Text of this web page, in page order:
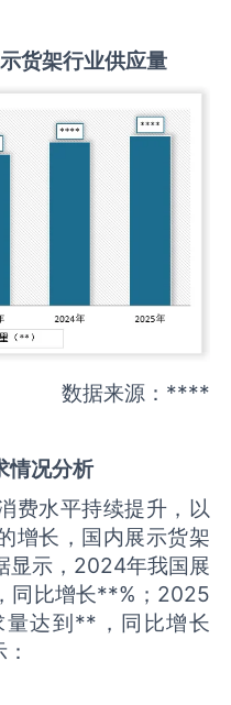
货架行业供应量
数据来源：****
情况分析
费水平持续提升，以
增长，国内展示货架
显示，2024年我国展
同比增长**%；2025
量达到**，同比增长